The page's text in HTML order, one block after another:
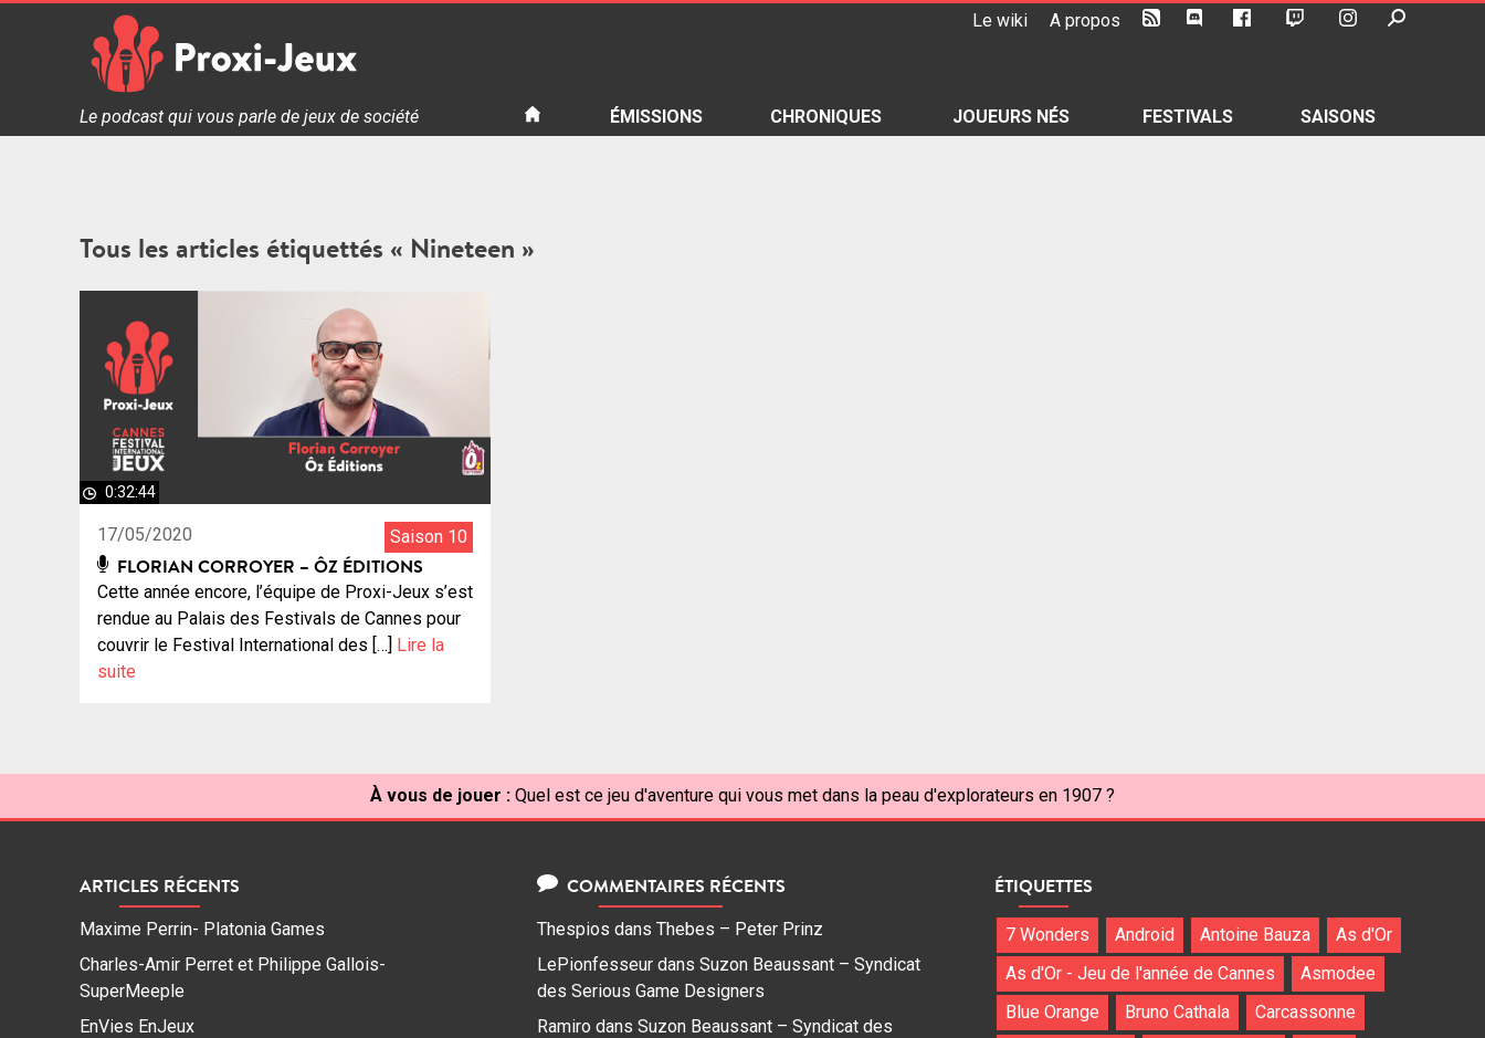
Le wiki A propos
Proxi Jeux - Le podcast qui vous parle de jeux de société
Le podcast qui vous parle de jeux de société ÉMISSIONS CHRONIQUES JOUEURS NÉS FESTIVALS SAISONS
Tous les articles étiquettés « Nineteen »
0:32:44
17/05/2020 Saison 10
FLORIAN CORROYER – ÔZ ÉDITIONS
Cette année encore, l’équipe de Proxi-Jeux s’est
rendue au Palais des Festivals de Cannes pour
couvrir le Festival International des […]
Lire la
suite
À vous de jouer : Quel est ce jeu d'aventure qui vous met dans la peau d'explorateurs en 1907 ?
ARTICLES RÉCENTS
Maxime Perrin- Platonia Games
Charles-Amir Perret et Philippe Gallois-
SuperMeeple
EnVies EnJeux
COMMENTAIRES RÉCENTS
Thespios dans Thebes – Peter Prinz
LePionfesseur dans Suzon Beaussant – Syndicat
des Serious Game Designers
Ramiro dans Suzon Beaussant – Syndicat des
ÉTIQUETTES
7 Wonders Android Antoine Bauza
As d'Or
As d'Or - Jeu de l'année de Cannes
Asmodee
Blue Orange
Bruno Cathala
Carcassonne